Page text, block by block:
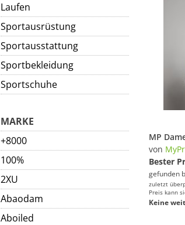
Laufen
Sportausrüstung
Sportausstattung
Sportbekleidung
Sportschuhe
MARKE
+8000
100%
2XU
Abaodam
Aboiled
von
Bester
gefunden
zuletzt
Preis kann
Keine